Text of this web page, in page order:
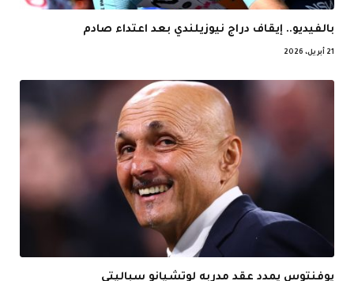
بالفيديو.. إيقاف دراج نيوزيلندي بعد اعتداء صادم
21 أبريل، 2026
يوفنتوس يمدد عقد مدربه لوتشيانو سباليتي